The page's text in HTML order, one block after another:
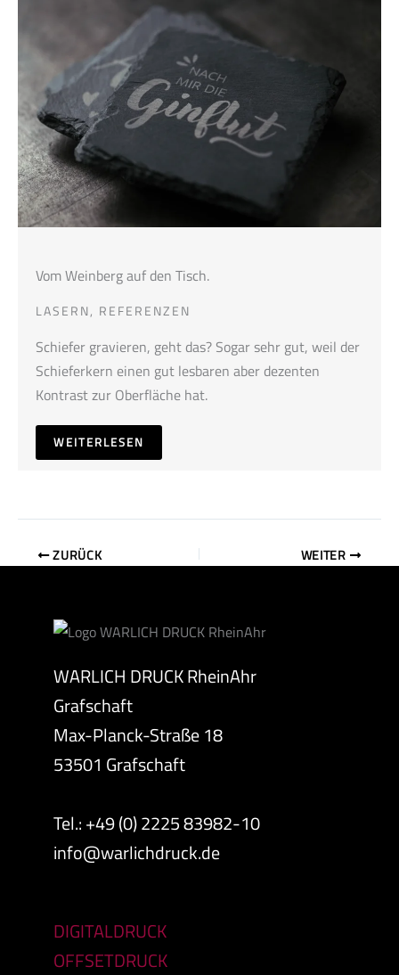
Vom Weinberg auf den Tisch.
LASERN, REFERENZEN
Schiefer gravieren, geht das? Sogar sehr gut, weil der
Schieferkern einen gut lesbaren aber dezenten
Kontrast zur Oberfläche hat.
WEITERLESEN
ZURÜCK WEITER
WARLICH DRUCK RheinAhr
Grafschaft
Max-Planck-Straße 18
53501 Grafschaft
Tel.: +49 (0) 2225 83982-10
info@warlichdruck.de
DIGITALDRUCK
OFFSETDRUCK